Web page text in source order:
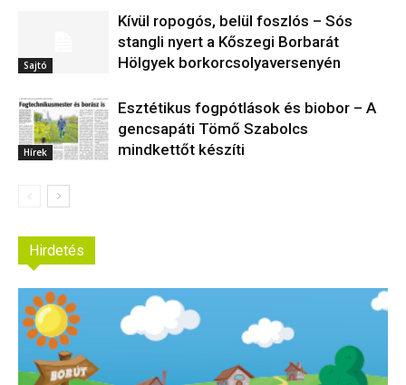
Sajtó
Kívül ropogós, belül foszlós – Sós
stangli nyert a Kőszegi Borbarát
Hölgyek borkorcsolyaversenyén
Hírek
Esztétikus fogpótlások és biobor – A
gencsapáti Tömő Szabolcs
mindkettőt készíti
Hirdetés